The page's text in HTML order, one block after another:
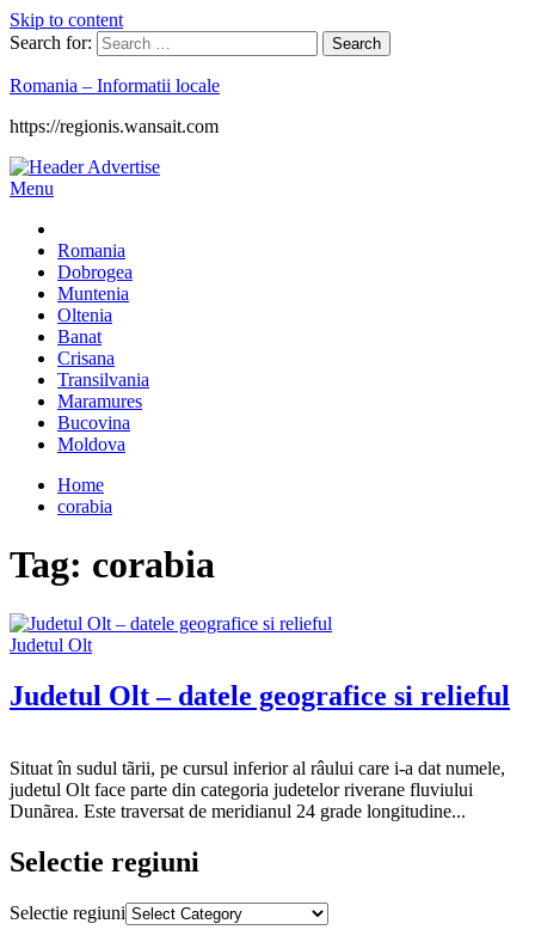
Skip to content
Search for:
Romania – Informatii locale
https://regionis.wansait.com
Menu
Romania
Dobrogea
Muntenia
Oltenia
Banat
Crisana
Transilvania
Maramures
Bucovina
Moldova
Home
corabia
Tag: corabia
Judetul Olt
Judetul Olt – datele geografice si relieful
18,
2013
Situat în sudul tãrii, pe cursul inferior al râului care i-a dat numele,
judetul Olt face parte din categoria judetelor riverane fluviului
Dunãrea. Este traversat de meridianul 24 grade longitudine...
Selectie regiuni
Selectie regiuni